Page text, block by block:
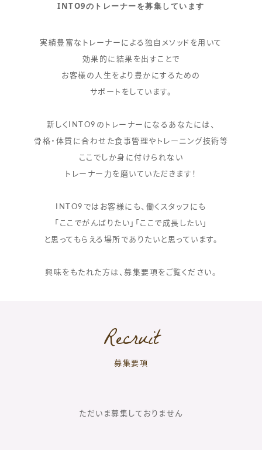
INTO9のトレーナーを募集しています
実績豊富なトレーナーによる独自メソッドを用いて
効果的に結果を出すことで
お客様の人生をより豊かにするための
サポートをしています。
新しくINTO9のトレーナーになるあなたには、
骨格・体質に合わせた食事管理やトレーニング技術等
ここでしか身に付けられない
トレーナー力を磨いていただきます！
INTO9ではお客様にも、働くスタッフにも
「ここでがんばりたい」「ここで成長したい」
と思ってもらえる場所でありたいと思っています。
興味をもたれた方は、募集要項をご覧ください。
Recruit
募集要項
ただいま募集しておりません